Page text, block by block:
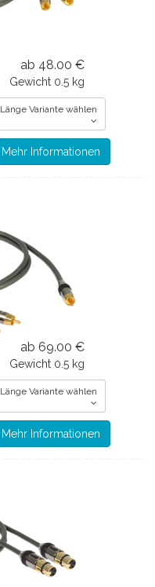
ab 48.00 €
Gewicht 0.5 kg
Länge Variante wählen
Mehr Informationen
ab 69.00 €
Gewicht 0.5 kg
Länge Variante wählen
Mehr Informationen